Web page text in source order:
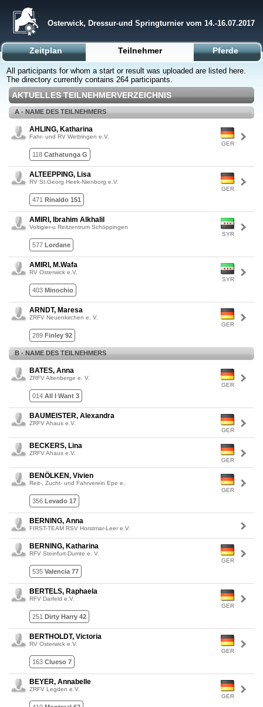
Osterwick, Dressur-und Springturnier vom 14.-16.07.2017
Zeitplan Teilnehmer Pferde
All participants for whom a start or result was uploaded are listed here.
The directory currently contains 264 participants.
AKTUELLES TEILNEHMERVERZEICHNIS
A - NAME DES TEILNEHMERS
GER
AHLING, Katharina
Fahr- und RV Wettringen e.V.
118 Cathatunga G
GER
ALTEEPPING, Lisa
RV St.Georg Heek-Nienborg e.V.
471 Rinaldo 151
SYR
AMIRI, Ibrahim Alkhalil
Voltigier-u Reitzentrum Schöppingen
577 Lordane
SYR
AMIRI, M.Wafa
RV Osterwick e.V.
403 Minochio
GER
ARNDT, Maresa
ZRFV Neuenkirchen e. V.
289 Finley 92
B - NAME DES TEILNEHMERS
GER
BATES, Anna
ZRFV Altenberge e. V.
014 All I Want 3
GER
BAUMEISTER, Alexandra
ZRFV Ahaus e.V.
GER
BECKERS, Lina
ZRFV Ahaus e.V.
GER
BENÖLKEN, Vivien
Reit-, Zucht- und Fahrverein Epe e.
356 Levado 17
BERNING, Anna
FIRST-TEAM RSV Horstmar-Leer e.V.
GER
BERNING, Katharina
RFV Steinfurt-Dumte e. V.
535 Valencia 77
GER
BERTELS, Raphaela
RFV Darfeld e.V.
251 Dirty Harry 42
GER
BERTHOLDT, Victoria
RV Osterwick e.V.
163 Clueso 7
GER
BEYER, Annabelle
ZRFV Legden e.V.